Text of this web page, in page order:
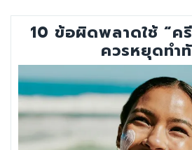
10 ข้อผิดพลาดใช้ “ค
ควรหยุดทำ